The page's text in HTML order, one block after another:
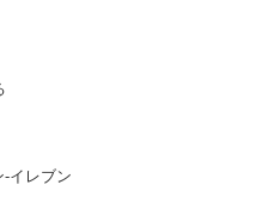
イレブン